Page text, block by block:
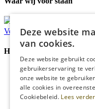
Verzondenbinnen 48 uur*
Handige Links
Home
Klantenservice
Over ons
Blog
Deze website
van cookies.
Deze website gebruikt
gebruikerservaring te
onze website te
alle cookies in
Cookiebeleid. Lees verder